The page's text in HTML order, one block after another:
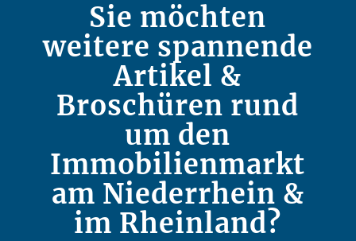
Sie möchten
weitere spannende
Artikel &
Broschüren rund
um den
Immobilienmarkt
am Niederrhein &
im Rheinland?